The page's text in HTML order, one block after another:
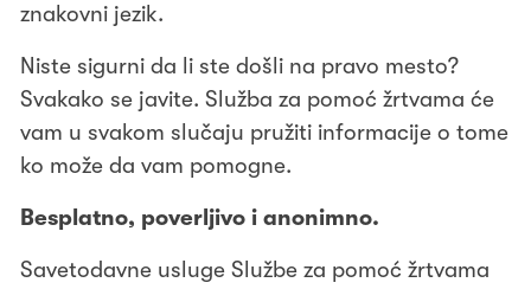
znakovni jezik.
Niste sigurni da li ste došli na pravo mesto?
Svakako se javite. Služba za pomoć žrtvama će
vam u svakom slučaju pružiti informacije o tome
ko može da vam pomogne.
Besplatno, poverljivo i anonimno.
Savetodavne usluge Službe za pomoć žrtvama